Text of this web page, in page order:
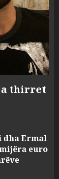
thirret
dha Ermal
euro